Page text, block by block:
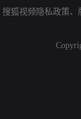
搜狐视频隐私政策、